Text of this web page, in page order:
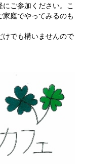
ご参加ください。こ
庭でやってみるのも
でも構いませんので